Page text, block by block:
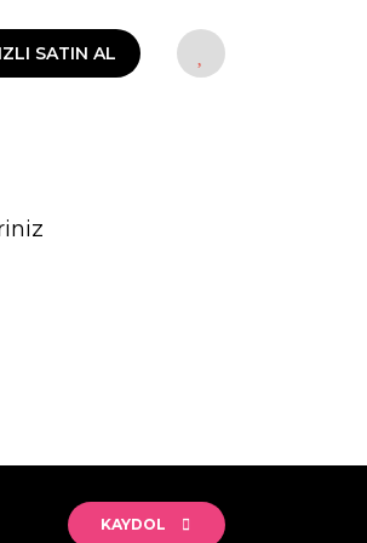
SATIN AL
KAYDOL